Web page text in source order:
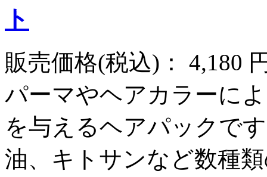
ト
販売価格(税込)： 4,180
パーマやヘアカラーに
を与えるヘアパックで
油、キトサンなど数種